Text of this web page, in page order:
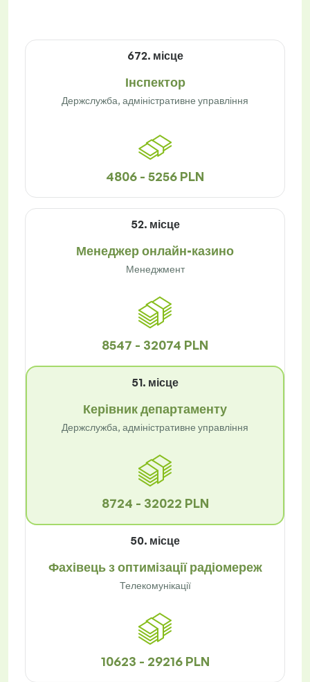
672. місце
Інспектор
Держслужба, адміністративне управління
4806 - 5256 PLN
52. місце
Менеджер онлайн-казино
Менеджмент
8547 - 32074 PLN
51. місце
Керівник департаменту
Держслужба, адміністративне управління
8724 - 32022 PLN
50. місце
Фахівець з оптимізації радіомереж
Телекомунікації
10623 - 29216 PLN